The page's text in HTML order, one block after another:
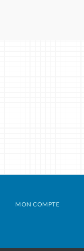
MON COMPTE